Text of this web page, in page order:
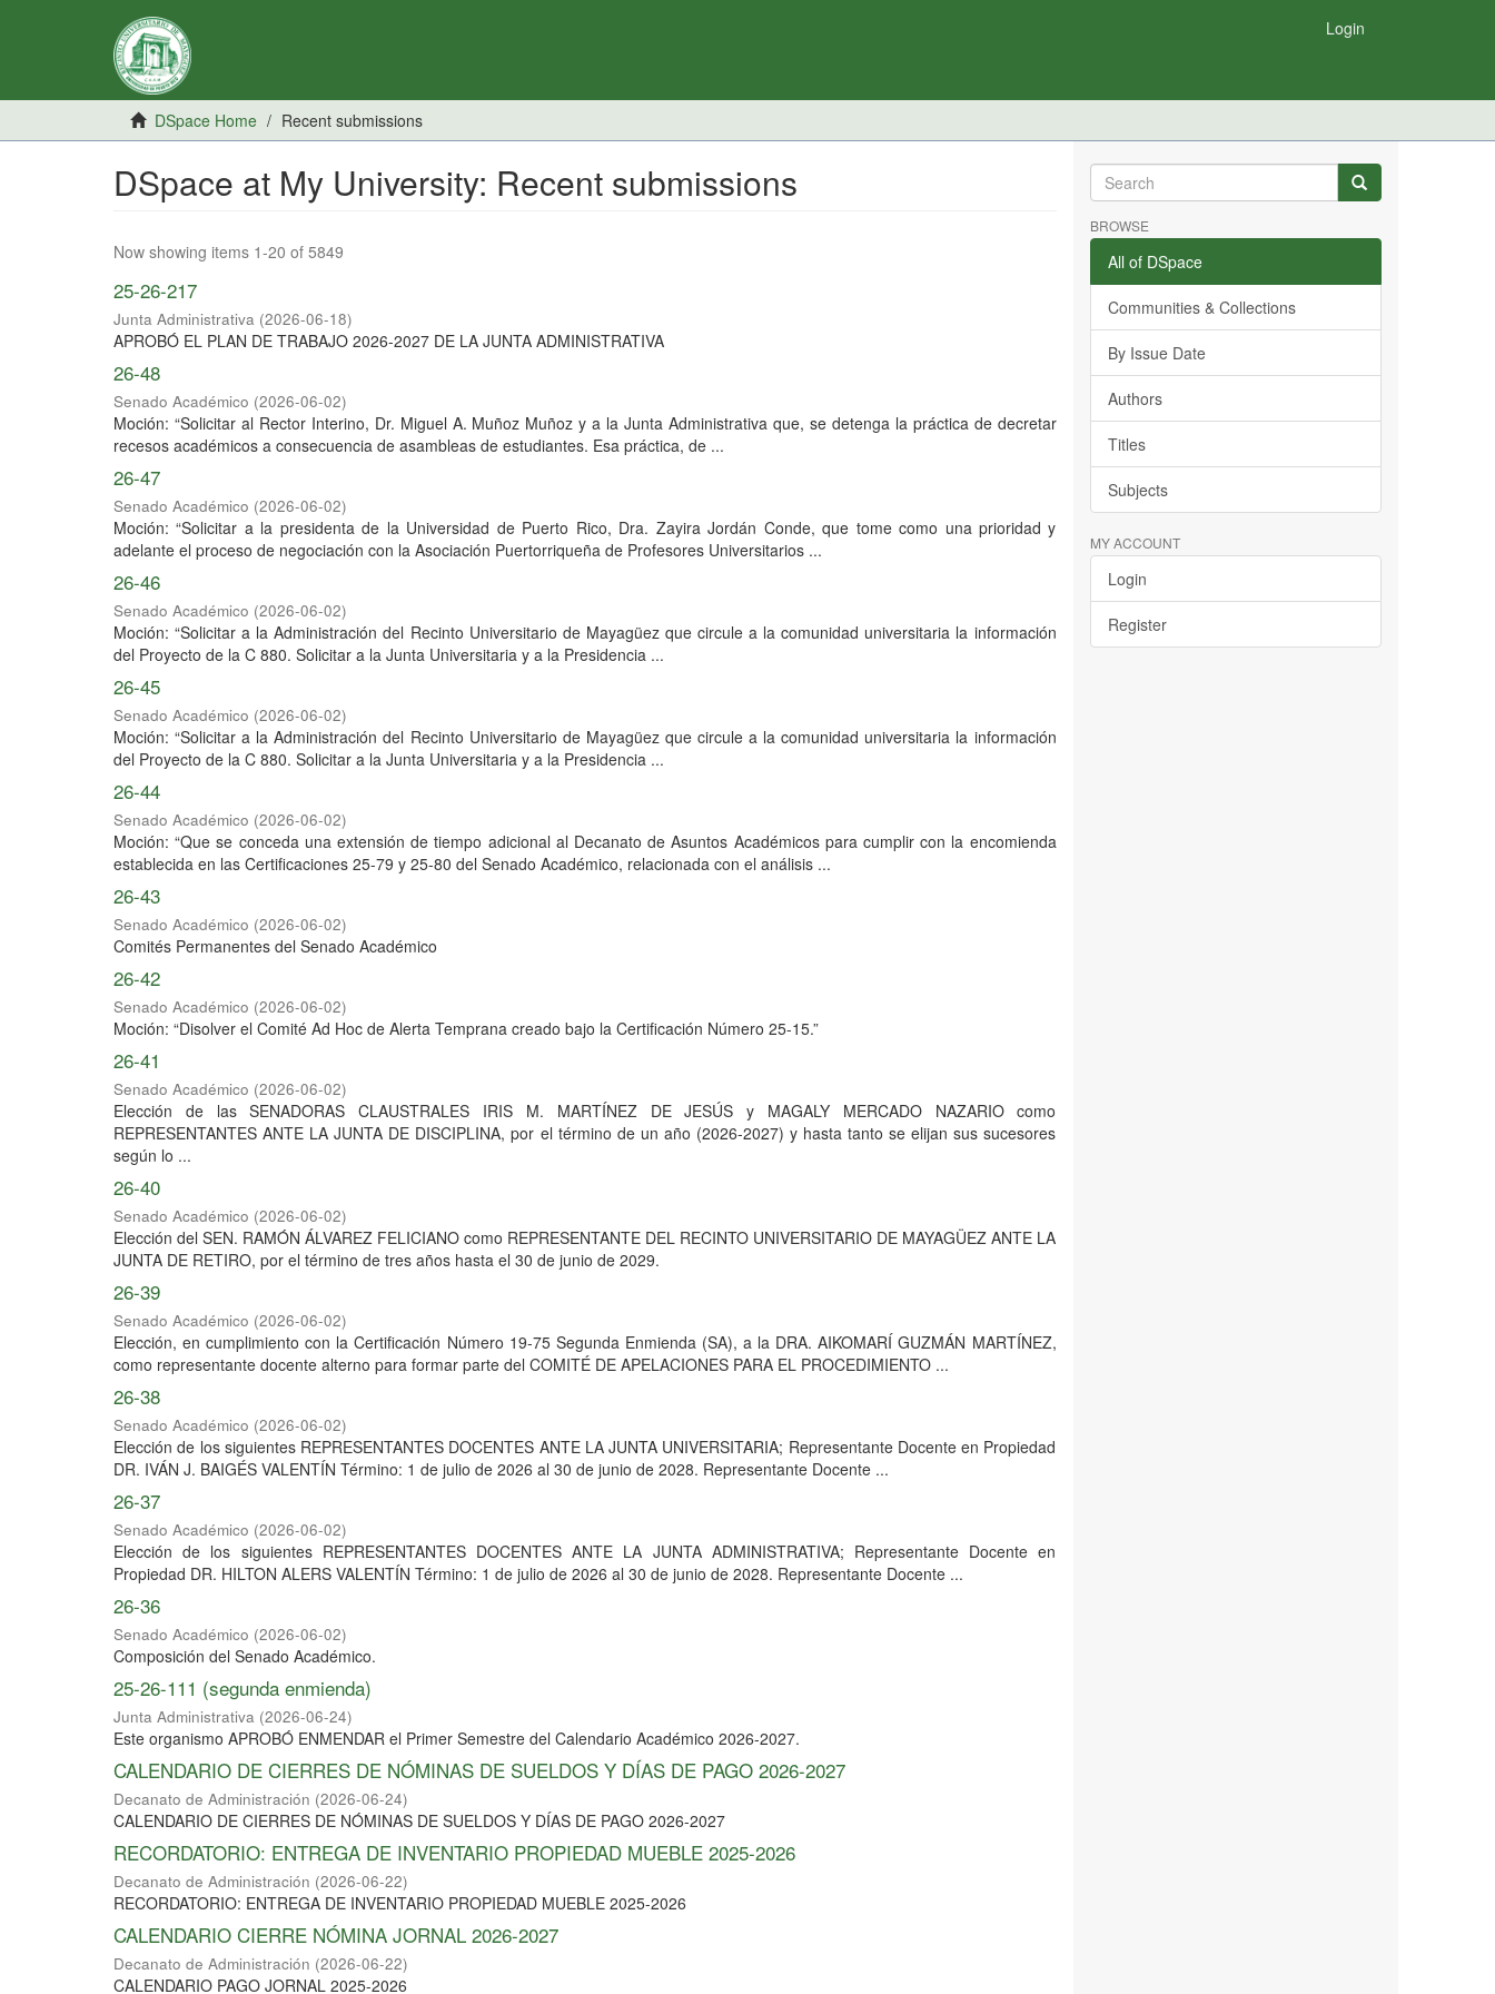
Login
DSpace Home Recent submissions
DSpace at My University: Recent submissions
Now showing items 1-20 of 5849
25-26-217
Junta Administrativa (2026-06-18)
APROBÓ EL PLAN DE TRABAJO 2026-2027 DE LA JUNTA ADMINISTRATIVA
26-48
Senado Académico (2026-06-02)
Moción: “Solicitar al Rector Interino, Dr. Miguel A. Muñoz Muñoz y a la Junta Administrativa que, se detenga la práctica de decretar
recesos académicos a consecuencia de asambleas de estudiantes. Esa práctica, de ...
26-47
Senado Académico (2026-06-02)
Moción: “Solicitar a la presidenta de la Universidad de Puerto Rico, Dra. Zayira Jordán Conde, que tome como una prioridad y
adelante el proceso de negociación con la Asociación Puertorriqueña de Profesores Universitarios ...
26-46
Senado Académico (2026-06-02)
Moción: “Solicitar a la Administración del Recinto Universitario de Mayagüez que circule a la comunidad universitaria la información
del Proyecto de la C 880. Solicitar a la Junta Universitaria y a la Presidencia ...
26-45
Senado Académico (2026-06-02)
Moción: “Solicitar a la Administración del Recinto Universitario de Mayagüez que circule a la comunidad universitaria la información
del Proyecto de la C 880. Solicitar a la Junta Universitaria y a la Presidencia ...
26-44
Senado Académico (2026-06-02)
Moción: “Que se conceda una extensión de tiempo adicional al Decanato de Asuntos Académicos para cumplir con la encomienda
establecida en las Certificaciones 25-79 y 25-80 del Senado Académico, relacionada con el análisis ...
26-43
Senado Académico (2026-06-02)
Comités Permanentes del Senado Académico
26-42
Senado Académico (2026-06-02)
Moción: “Disolver el Comité Ad Hoc de Alerta Temprana creado bajo la Certificación Número 25-15.”
26-41
Senado Académico (2026-06-02)
Elección de las SENADORAS CLAUSTRALES IRIS M. MARTÍNEZ DE JESÚS y MAGALY MERCADO NAZARIO como
REPRESENTANTES ANTE LA JUNTA DE DISCIPLINA, por el término de un año (2026-2027) y hasta tanto se elijan sus sucesores
según lo ...
26-40
Senado Académico (2026-06-02)
Elección del SEN. RAMÓN ÁLVAREZ FELICIANO como REPRESENTANTE DEL RECINTO UNIVERSITARIO DE MAYAGÜEZ ANTE LA
JUNTA DE RETIRO, por el término de tres años hasta el 30 de junio de 2029.
26-39
Senado Académico (2026-06-02)
Elección, en cumplimiento con la Certificación Número 19-75 Segunda Enmienda (SA), a la DRA. AIKOMARÍ GUZMÁN MARTÍNEZ,
como representante docente alterno para formar parte del COMITÉ DE APELACIONES PARA EL PROCEDIMIENTO ...
26-38
Senado Académico (2026-06-02)
Elección de los siguientes REPRESENTANTES DOCENTES ANTE LA JUNTA UNIVERSITARIA; Representante Docente en Propiedad
DR. IVÁN J. BAIGÉS VALENTÍN Término: 1 de julio de 2026 al 30 de junio de 2028. Representante Docente ...
26-37
Senado Académico (2026-06-02)
Elección de los siguientes REPRESENTANTES DOCENTES ANTE LA JUNTA ADMINISTRATIVA; Representante Docente en
Propiedad DR. HILTON ALERS VALENTÍN Término: 1 de julio de 2026 al 30 de junio de 2028. Representante Docente ...
26-36
Senado Académico (2026-06-02)
Composición del Senado Académico.
25-26-111 (segunda enmienda)
Junta Administrativa (2026-06-24)
Este organismo APROBÓ ENMENDAR el Primer Semestre del Calendario Académico 2026-2027.
CALENDARIO DE CIERRES DE NÓMINAS DE SUELDOS Y DÍAS DE PAGO 2026-2027
Decanato de Administración (2026-06-24)
CALENDARIO DE CIERRES DE NÓMINAS DE SUELDOS Y DÍAS DE PAGO 2026-2027
RECORDATORIO: ENTREGA DE INVENTARIO PROPIEDAD MUEBLE 2025-2026
Decanato de Administración (2026-06-22)
RECORDATORIO: ENTREGA DE INVENTARIO PROPIEDAD MUEBLE 2025-2026
CALENDARIO CIERRE NÓMINA JORNAL 2026-2027
Decanato de Administración (2026-06-22)
CALENDARIO PAGO JORNAL 2025-2026
BROWSE
All of DSpace
Communities & Collections
By Issue Date
Authors
Titles
Subjects
MY ACCOUNT
Login
Register